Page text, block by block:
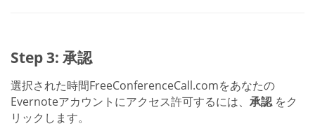
Step 3: 承認
選択された時間FreeConferenceCall.comをあなたの
Evernoteアカウントにアクセス許可するには、 承認をク
リックします。